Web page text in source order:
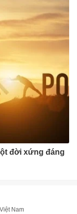
đời xứng đáng
Nam